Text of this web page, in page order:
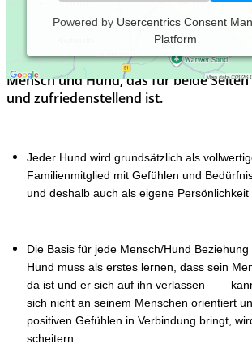
Powered by Usercentrics Consent
Platform
Das Ziel jeder Verhaltenstherapie/
glückliches und harmonisches
Mensch und Hund, das für beide
und zufriedenstellend ist.
Jeder Hund wird grundsätzlich als
Familienmitglied mit Gefühlen und
und deshalb auch als eigene
Die Basis für jede Mensch/Hund
Hund muss als erstes lernen, dass sein
da ist und er sich auf ihn verlassen
sich nicht an seinem Menschen orientiert
positiven Gefühlen in Verbindung bringt,
scheitern.